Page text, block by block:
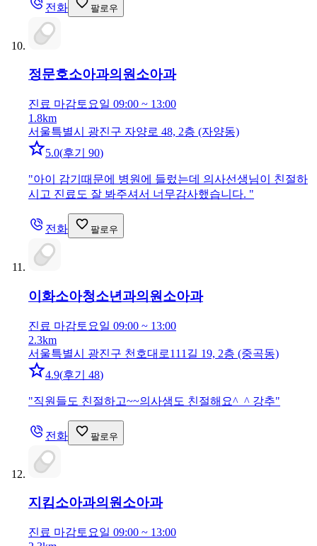
전화 팔로우
정문호소아과의원소아과
진료 마감토요일 09:00 ~ 13:00
1.8km
서울특별시 광진구 자양로 48, 2층 (자양동)
5.0(후기 90)
"아이 감기때문에 병원에 들렀는데 의사선생님이 친절하
시고 진료도 잘 봐주셔서 너무감사했습니다. "
전화 팔로우
이화소아청소년과의원 소아과
진료 마감토요일 09:00 ~ 13:00
2.3km
서울특별시 광진구 천호대로111길 19, 2층 (중곡동)
4.9(후기 48)
"직원들도 친절하고~~의사샘도 친절해요^_^ 강추"
전화 팔로우
지킴소아과의원소아과
진료 마감토요일 09:00 ~ 13:00